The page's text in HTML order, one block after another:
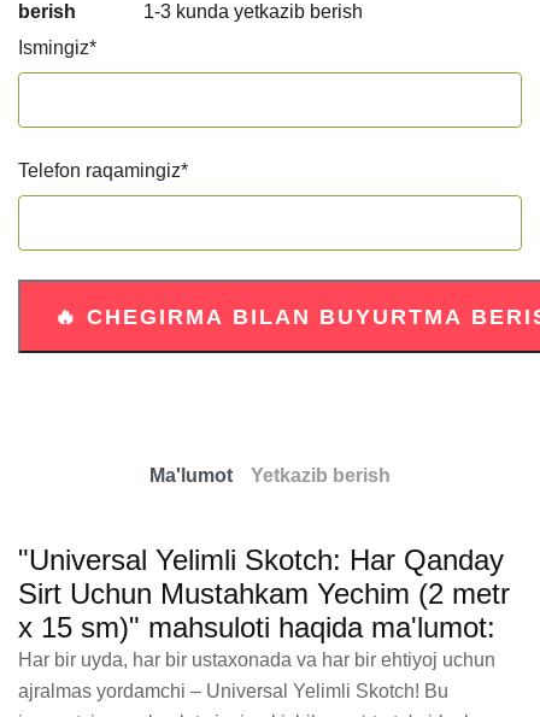
berish
1-3 kunda yetkazib berish
Ismingiz*
Telefon raqamingiz*
Ma'lumot Yetkazib berish
"Universal Yelimli Skotch: Har Qanday
Sirt Uchun Mustahkam Yechim (2 metr
x 15 sm)" mahsuloti haqida ma'lumot:
Har bir uyda, har bir ustaxonada va har bir ehtiyoj uchun
ajralmas yordamchi – Universal Yelimli Skotch! Bu